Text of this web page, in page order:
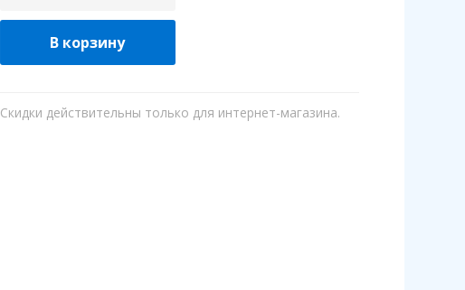
В корзину
Скидки действительны только для интернет-магазина.